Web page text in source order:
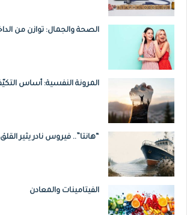
الحالات.
الأعراض
تتضمن أعراض الاكزيما بشكل عام:
جفاف الجلد.
الحكة، وتكون الحكة شديدة
خصوصًا.
بقع حمراء تظهر بشكل خاص
والقدمين والكاحلين
الصحة والجمال: توازن من
المرونة النفسية: أساس
“هانتا”.. فيروس نادر يثير
الفيتامينات والمعادن